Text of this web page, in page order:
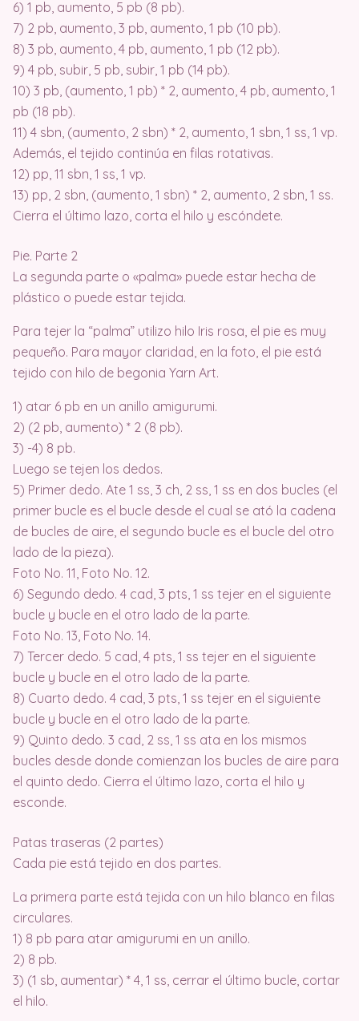
6) 1 pb, aumento, 5 pb (8 pb).
7) 2 pb, aumento, 3 pb, aumento, 1 pb (10 pb).
8) 3 pb, aumento, 4 pb, aumento, 1 pb (12 pb).
9) 4 pb, subir, 5 pb, subir, 1 pb (14 pb).
10) 3 pb, (aumento, 1 pb) * 2, aumento, 4 pb, aumento, 1
pb (18 pb).
11) 4 sbn, (aumento, 2 sbn) * 2, aumento, 1 sbn, 1 ss, 1 vp.
Además, el tejido continúa en filas rotativas.
12) pp, 11 sbn, 1 ss, 1 vp.
13) pp, 2 sbn, (aumento, 1 sbn) * 2, aumento, 2 sbn, 1 ss.
Cierra el último lazo, corta el hilo y escóndete.
Pie. Parte 2
La segunda parte o «palma» puede estar hecha de
plástico o puede estar tejida.
Para tejer la “palma” utilizo hilo Iris rosa, el pie es muy
pequeño. Para mayor claridad, en la foto, el pie está
tejido con hilo de begonia Yarn Art.
1) atar 6 pb en un anillo amigurumi.
2) (2 pb, aumento) * 2 (8 pb).
3) -4) 8 pb.
Luego se tejen los dedos.
5) Primer dedo. Ate 1 ss, 3 ch, 2 ss, 1 ss en dos bucles (el
primer bucle es el bucle desde el cual se ató la cadena
de bucles de aire, el segundo bucle es el bucle del otro
lado de la pieza).
Foto No. 11, Foto No. 12.
6) Segundo dedo. 4 cad, 3 pts, 1 ss tejer en el siguiente
bucle y bucle en el otro lado de la parte.
Foto No. 13, Foto No. 14.
7) Tercer dedo. 5 cad, 4 pts, 1 ss tejer en el siguiente
bucle y bucle en el otro lado de la parte.
8) Cuarto dedo. 4 cad, 3 pts, 1 ss tejer en el siguiente
bucle y bucle en el otro lado de la parte.
9) Quinto dedo. 3 cad, 2 ss, 1 ss ata en los mismos
bucles desde donde comienzan los bucles de aire para
el quinto dedo. Cierra el último lazo, corta el hilo y
esconde.
Patas traseras (2 partes)
Cada pie está tejido en dos partes.
La primera parte está tejida con un hilo blanco en filas
circulares.
1) 8 pb para atar amigurumi en un anillo.
2) 8 pb.
3) (1 sb, aumentar) * 4, 1 ss, cerrar el último bucle, cortar
el hilo.